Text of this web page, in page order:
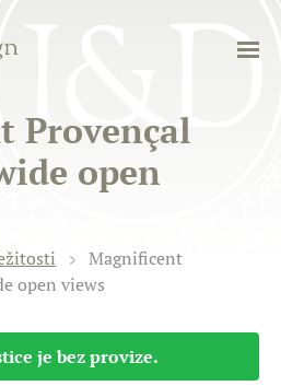
Provençal
open
Magnificent
open views
je bez provize.